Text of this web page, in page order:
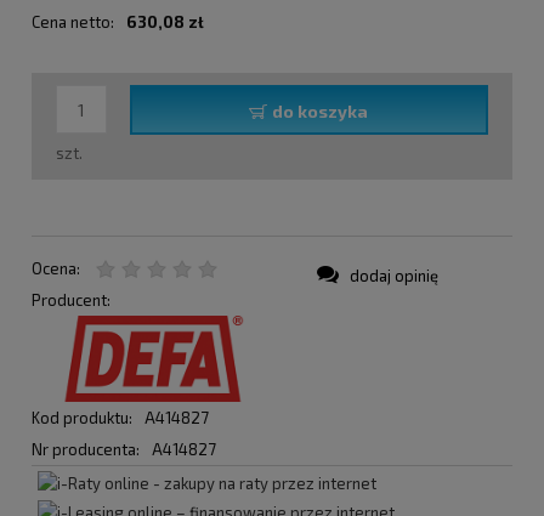
Cena netto: 630,08 zł
szt.
do koszyka
Ocena:
Producent:
Kod produktu:
A414827
Nr producenta:
A414827
dodaj opinię